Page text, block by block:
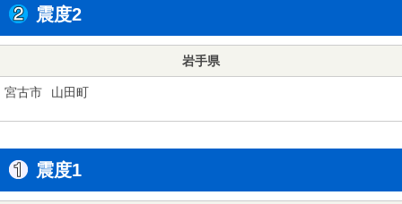
震度2
岩手県
宮古市 山田町
震度1